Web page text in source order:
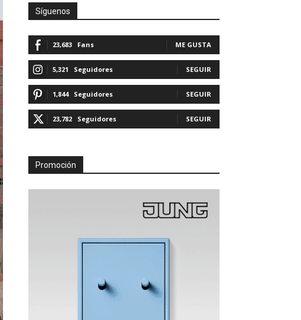
Síguenos
23,683 Fans ME GUSTA
5,321 Seguidores SEGUIR
1,844 Seguidores SEGUIR
23,782 Seguidores SEGUIR
Promoción